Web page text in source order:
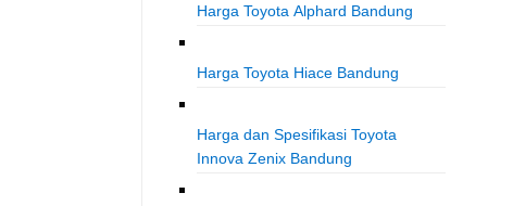
Harga Toyota Alphard Bandung
Harga Toyota Hiace Bandung
Harga dan Spesifikasi Toyota
Innova Zenix Bandung